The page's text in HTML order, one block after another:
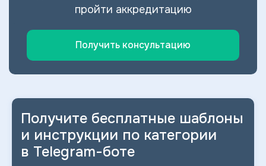
пройти аккредитацию
Получить консультацию
Получите бесплатные шаблоны
и инструкции по категории
в Telegram-боте